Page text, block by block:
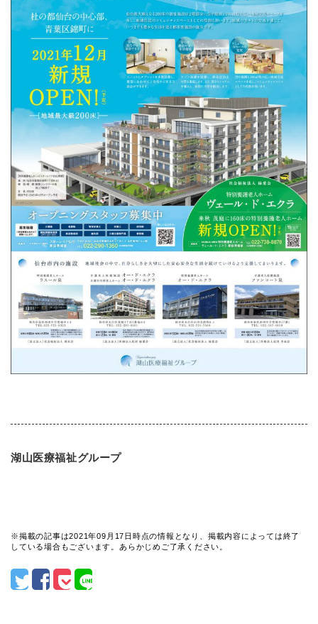
湖山医療福祉グループ
※掲載の記事は2021年09月17日時点の情報となり、掲載内容によっては終了
している場合もございます。あらかじめご了承ください。